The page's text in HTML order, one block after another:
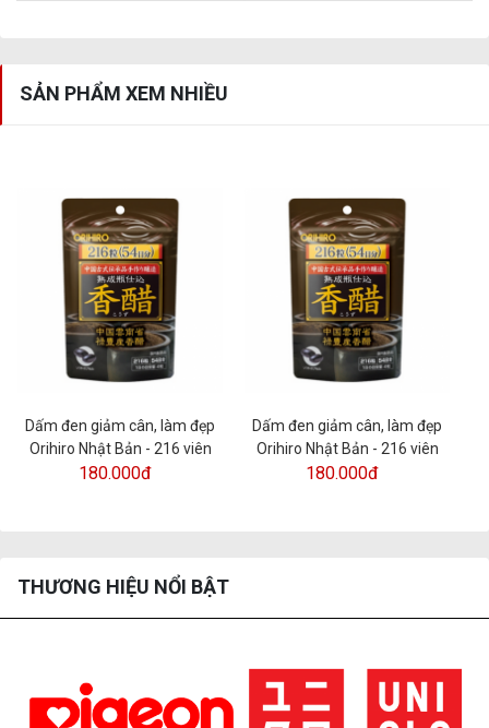
SẢN PHẨM XEM NHIỀU
Dấm đen giảm cân, làm đẹp
Orihiro Nhật Bản - 216 viên
180.000đ
Dấm đen giảm cân, làm đẹp
Orihiro Nhật Bản - 216 viên
180.000đ
THƯƠNG HIỆU NỔI BẬT